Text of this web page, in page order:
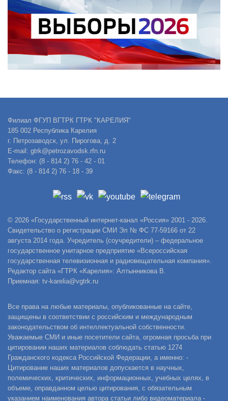
Филиал ФГУП ВГТРК ГТРК "КАРЕЛИЯ"
185 002 Республика Карелия
г. Петрозаводск, ул. Пирогова, д. 2
E-mail: gtrk@petrozavodsk.rfn.ru
Телефон: (8 - 814 2) 76 - 42 - 01
Факс: (8 - 814 2) 76 - 18 - 39
© 2026 «Государственный интернет-канал «Россия» 2001 - 2026.
Свидетельство о регистрации СМИ Эл № ФС 77-59166 от 22
августа 2014 года. Учредитель (соучредители) – федеральное
государственное унитарное предприятие «Всероссийская
государственная телевизионная и радиовещательная компания».
Редактор сайта «ГТРК «Карелия»: Алтынникова В.
Приемная: tv-karelia@vgtrk.ru
Все права на любые материалы, опубликованные на сайте,
защищены в соответствии с российским и международным
законодательством об интеллектуальной собственности.
Уважаемые СМИ и иные посетители сайта, огромная просьба при
цитировании наших материалов соблюдать статью 1274
Гражданского кодекса Российской Федерации, а именно: -
Цитирование наших материалов допускается в научных,
полемических, критических, информационных, учебных целях, в
объеме, оправданном целью цитирования, с обязательным
указанием наименования автора статьи либо видеоматериала -